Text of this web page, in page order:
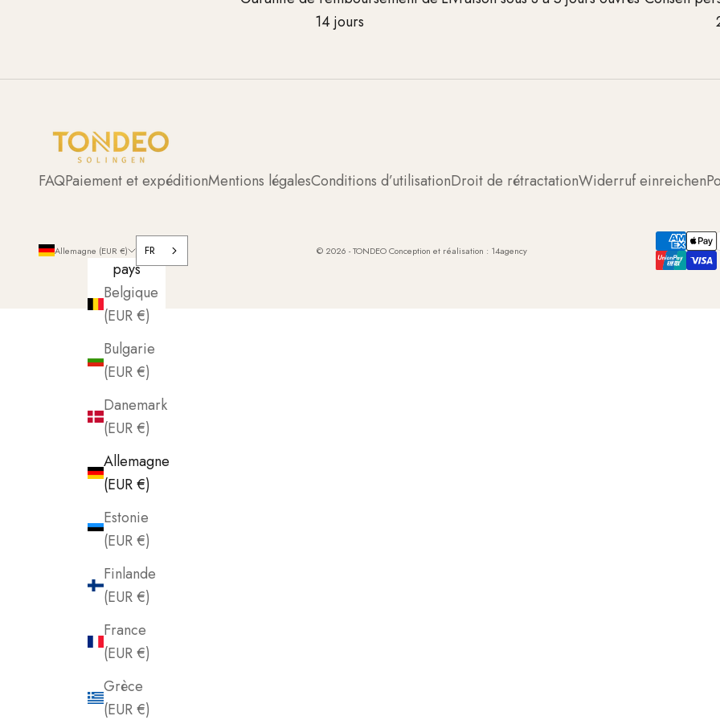
14 jours
FAQPaiement et expéditionMentions légalesConditions d’utilisationDroit de rétractationWiderruf einreichen
Allemagne (EUR €)
pays
Belgique
(EUR €)
Bulgarie
(EUR €)
Danemark
(EUR €)
Allemagne
(EUR €)
Estonie
(EUR €)
Finlande
(EUR €)
France
(EUR €)
Grèce
(EUR €)
FR © 2026 - TONDEO Conception et réalisation : 14agency